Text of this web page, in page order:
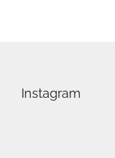
Instagram